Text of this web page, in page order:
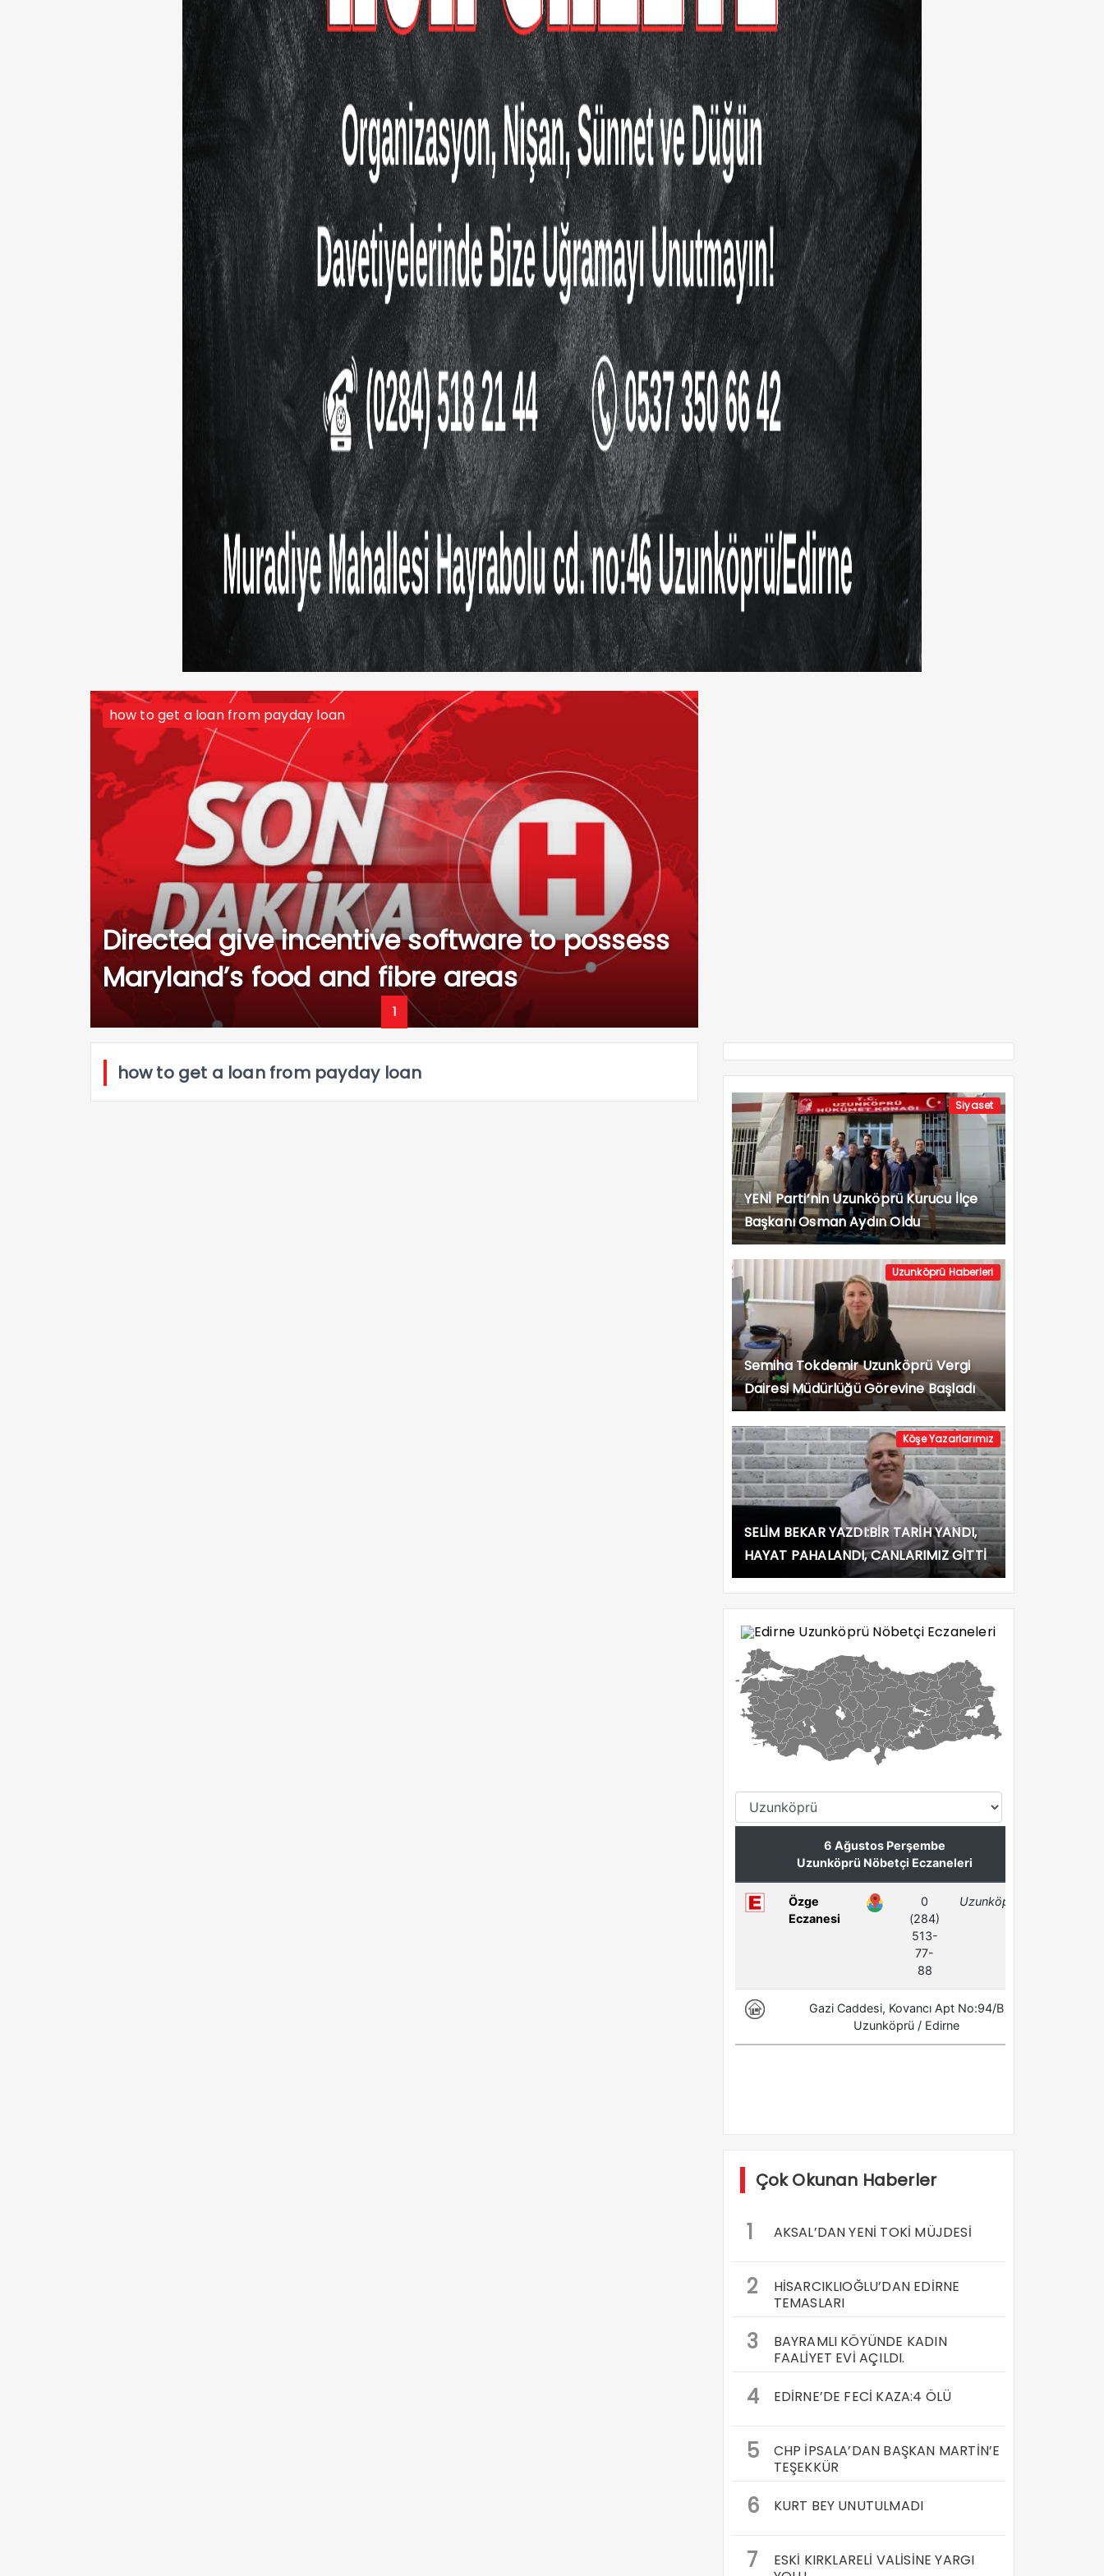
how to get a loan from payday loan
Directed give incentive software to possess
Maryland’s food and fibre areas
1
how to get a loan from payday loan
Siyaset
YENİ Parti’nin Uzunköprü Kurucu İlçe
Başkanı Osman Aydın Oldu
Uzunköprü Haberleri
Semiha Tokdemir Uzunköprü Vergi
Dairesi Müdürlüğü Görevine Başladı
Köşe Yazarlarımız
SELİM BEKAR YAZDI:BİR TARİH YANDI,
HAYAT PAHALANDI, CANLARIMIZ GİTTİ
Çok Okunan Haberler
1 AKSAL’DAN YENİ TOKİ MÜJDESİ
2
HİSARCIKLIOĞLU’DAN EDİRNE
TEMASLARI
3
BAYRAMLI KÖYÜNDE KADIN
FAALİYET EVİ AÇILDI.
4 EDİRNE’DE FECİ KAZA:4 ÖLÜ
5
CHP İPSALA’DAN BAŞKAN MARTİN’E
TEŞEKKÜR
6 KURT BEY UNUTULMADI
7
ESKİ KIRKLARELİ VALİSİNE YARGI